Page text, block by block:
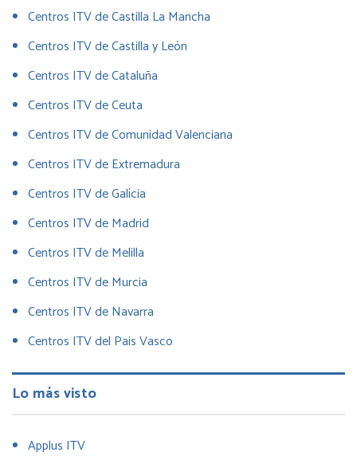
Centros ITV de Castilla La Mancha
Centros ITV de Castilla y León
Centros ITV de Cataluña
Centros ITV de Ceuta
Centros ITV de Comunidad Valenciana
Centros ITV de Extremadura
Centros ITV de Galícia
Centros ITV de Madrid
Centros ITV de Melilla
Centros ITV de Murcia
Centros ITV de Navarra
Centros ITV del Pais Vasco
Lo más visto
Applus ITV